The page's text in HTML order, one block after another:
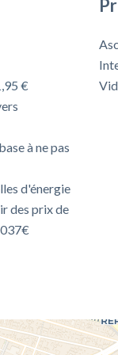
€
à ne pas
d'énergie
des prix de